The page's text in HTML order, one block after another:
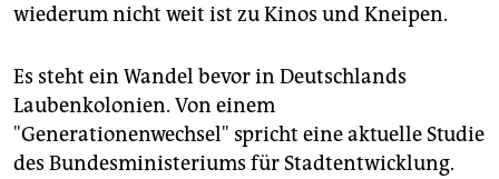
wiederum nicht weit ist zu Kinos und Kneipen.
Es steht ein Wandel bevor in Deutschlands
Laubenkolonien. Von einem
"Generationenwechsel" spricht eine aktuelle Studie
des Bundesministeriums für Stadtentwicklung.